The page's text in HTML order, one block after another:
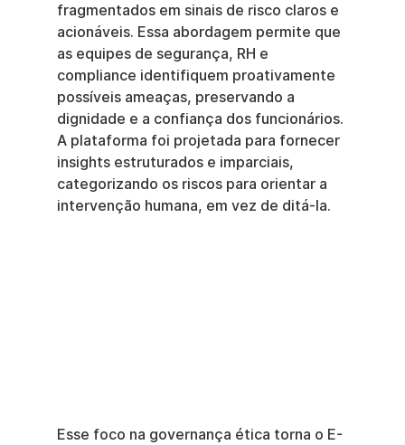
fragmentados em sinais de risco claros e
acionáveis. Essa abordagem permite que
as equipes de segurança, RH e
compliance identifiquem proativamente
possíveis ameaças, preservando a
dignidade e a confiança dos funcionários.
A plataforma foi projetada para fornecer
insights estruturados e imparciais,
categorizando os riscos para orientar a
intervenção humana, em vez de ditá-la.
Esse foco na governança ética torna o E-